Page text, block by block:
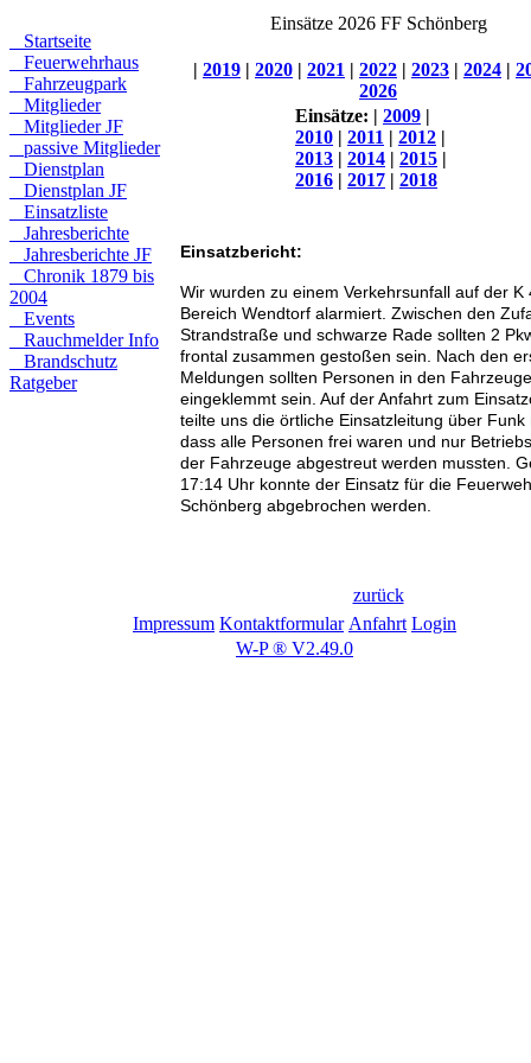
Startseite
Feuerwehrhaus
Fahrzeugpark
Mitglieder
Mitglieder JF
passive Mitglieder
Dienstplan
Dienstplan JF
Einsatzliste
Jahresberichte
Jahresberichte JF
Chronik 1879 bis
2004
Events
Rauchmelder Info
Brandschutz
Ratgeber
Einsätze 2026 FF Schönberg
| 2019 | 2020 | 2021 | 2022 | 2023 | 2024 |
2026
Einsätze: | 2009 |
2010 | 2011 | 2012 |
2013 | 2014 | 2015 |
2016 | 2017 | 2018
Einsatzbericht:
Wir wurden zu einem Verkehrsunfall auf der K
Bereich Wendtorf alarmiert. Zwischen den
Strandstraße und schwarze Rade sollten 2
frontal zusammen gestoßen sein. Nach den
Meldungen sollten Personen in den
eingeklemmt sein. Auf der Anfahrt zum
teilte uns die örtliche Einsatzleitung über Funk
dass alle Personen frei waren und nur
der Fahrzeuge abgestreut werden mussten.
17:14 Uhr konnte der Einsatz für die
Schönberg abgebrochen werden.
zurück
Impressum Kontaktformular Anfahrt Login
W-P ® V2.49.0